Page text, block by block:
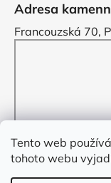
Tento web
tohoto webu
Adresa
Francouzská 70,